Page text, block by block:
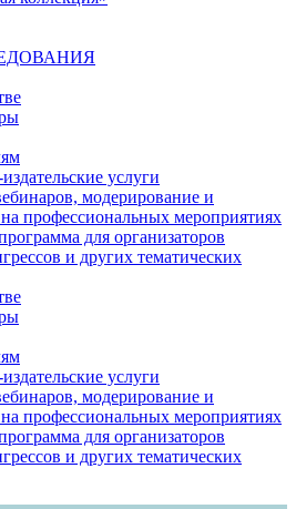
услуги
модерирование и
профессиональных мероприятиях
для организаторов
и других тематических
услуги
модерирование и
профессиональных мероприятиях
для организаторов
и других тематических